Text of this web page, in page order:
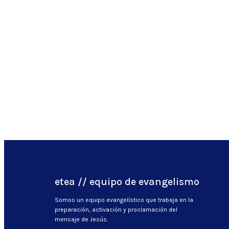
etea // equipo de evangelismo
Somos un equipo evangelístico que trabaja en la
preparación, activación y proclamación del
mensaje de Jesús.